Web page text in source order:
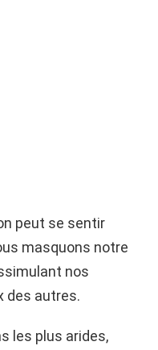
peut se sentir
masquons notre
nos
des autres.
les plus arides,